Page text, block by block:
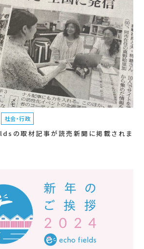
社会・行政
の取材記事が読売新聞に掲載されま